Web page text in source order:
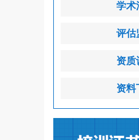
学术
评估
资质
资料